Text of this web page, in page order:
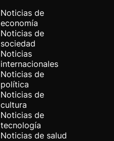
Noticias de
economía
Noticias de
sociedad
Noticias
internacionales
Noticias de
política
Noticias de
cultura
Noticias de
tecnología
Noticias de salud